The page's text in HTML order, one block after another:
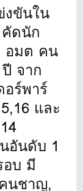
งขันใน
ดนัก
อมต คน
จาก
ร์พาร์
และ
อันดับ 1
บ มี
นชาญ,